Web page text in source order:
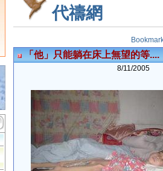
代禱網
「他」只能躺在床上無望的等....
8/11/2005